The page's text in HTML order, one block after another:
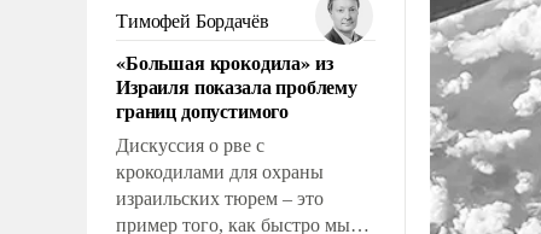
налогоплательщиков и где
Еревану за свои поступки не
нужно отвечать.
Тимофей Бордачёв
«Большая крокодила» из
Израиля показала проблему
границ допустимого
Дискуссия о рве с
крокодилами для охраны
израильских тюрем – это
пример того, как быстро мы